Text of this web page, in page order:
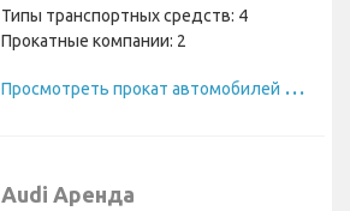
Типы транспортных средств: 4
Прокатные компании: 2
П
росмотреть прокат автомобилей Nissan
Audi Аренда